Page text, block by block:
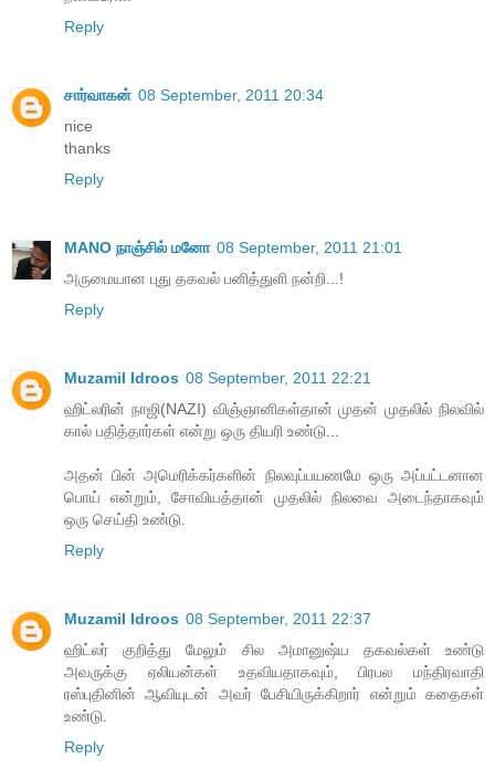
Reply
சார்வாகன் 08 September, 2011 20:34
nice
thanks
Reply
MANO நாஞ்சில் மனோ 08 September, 2011 21:01
அருமையான புது தகவல் பனித்துளி நன்றி...!
Reply
Muzamil Idroos 08 September, 2011 22:21
ஹிட்லரின் நாஜி(NAZI) விஞ்ஞானிகள்தான் முதன் முதலில் நிலவில்
கால் பதித்தார்கள் என்று ஒரு தியரி உண்டு...
அதன் பின் அமெரிக்கர்களின் நிலவுப்பயணமே ஒரு அப்பட்டனான
பொய் என்றும், சோவியத்தான் முதலில் நிலவை அடைந்தாகவும்
ஒரு செய்தி உண்டு.
Reply
Muzamil Idroos 08 September, 2011 22:37
ஹிட்லர் குறித்து மேலும் சில அமானுஷ்ய தகவல்கள் உண்டு
அவருக்கு ஏலியன்கள் உதவியதாகவும், பிரபல மந்திரவாதி
ரஸ்புதினின் ஆவியுடன் அவர் பேசியிருக்கிறார் என்றும் கதைகள்
உண்டு.
Reply